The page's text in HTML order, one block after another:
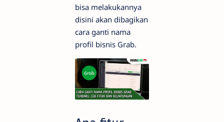
bisa melakukannya
disini akan dibagikan
cara ganti nama
profil bisnis Grab.